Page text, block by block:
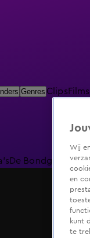
Genres ClipsFilms
De Bondgenoten
Wij
en
kunt
te